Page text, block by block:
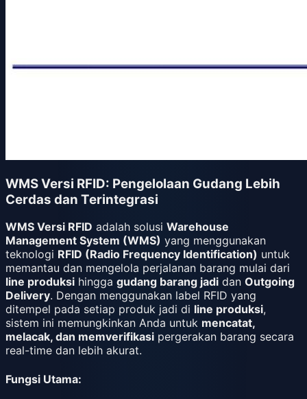
WMS Versi RFID: Pengelolaan Gudang Lebih
Cerdas dan Terintegrasi
WMS Versi RFID adalah solusi Warehouse
Management System (WMS) yang menggunakan
teknologi RFID (Radio Frequency Identification) untuk
memantau dan mengelola perjalanan barang mulai dari
line produksi hingga gudang barang jadi dan Outgoing
Delivery. Dengan menggunakan label RFID yang
ditempel pada setiap produk jadi di line produksi,
sistem ini memungkinkan Anda untuk mencatat,
melacak, dan memverifikasi pergerakan barang secara
real-time dan lebih akurat.
Fungsi Utama: